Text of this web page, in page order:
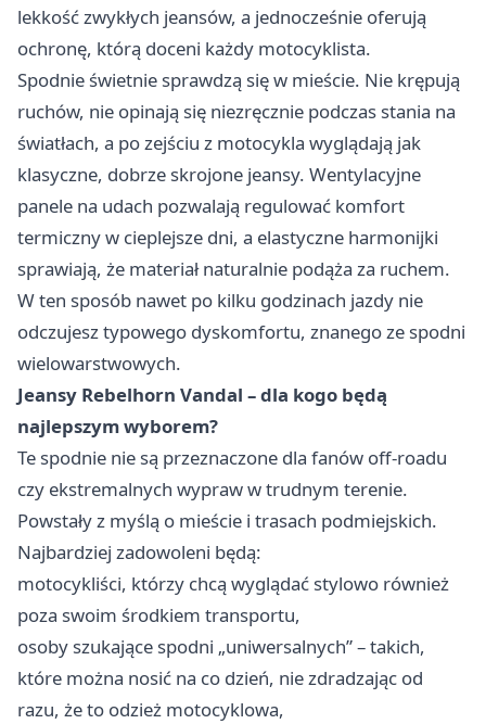
lekkość zwykłych jeansów, a jednocześnie oferują
ochronę, którą doceni każdy motocyklista.
Spodnie świetnie sprawdzą się w mieście. Nie krępują
ruchów, nie opinają się niezręcznie podczas stania na
światłach, a po zejściu z motocykla wyglądają jak
klasyczne, dobrze skrojone jeansy. Wentylacyjne
panele na udach pozwalają regulować komfort
termiczny w cieplejsze dni, a elastyczne harmonijki
sprawiają, że materiał naturalnie podąża za ruchem.
W ten sposób nawet po kilku godzinach jazdy nie
odczujesz typowego dyskomfortu, znanego ze spodni
wielowarstwowych.
Jeansy Rebelhorn Vandal – dla kogo będą
najlepszym wyborem?
Te spodnie nie są przeznaczone dla fanów off-roadu
czy ekstremalnych wypraw w trudnym terenie.
Powstały z myślą o mieście i trasach podmiejskich.
Najbardziej zadowoleni będą:
motocykliści, którzy chcą wyglądać stylowo również
poza swoim środkiem transportu,
osoby szukające spodni „uniwersalnych” – takich,
które można nosić na co dzień, nie zdradzając od
razu, że to odzież motocyklowa,